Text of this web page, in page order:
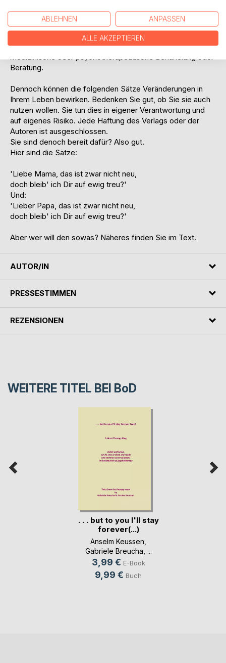
Diese Ansätze sind als Ergänzung der bestehenden
psychotherapeutischen Verfahren gedacht. Sie ersetzen
jedoch keine therapeutische Ausbildung und keine
Beratung.
Dennoch können die folgenden Sätze Veränderungen in
Ihrem Leben bewirken. Bedenken Sie gut, ob Sie sie auch
nutzen wollen. Sie tun dies in eigener Verantwortung und
auf eigenes Risiko. Jede Haftung des Verlags oder der
Autoren ist ausgeschlossen.
Sie sind denoch bereit dafür? Also gut.
Hier sind die Sätze:
'Liebe Mama, das ist zwar nicht neu,
doch bleib' ich Dir auf ewig treu?'
Und:
'Lieber Papa, das ist zwar nicht neu,
doch bleib' ich Dir auf ewig treu?'
Aber wer will den sowas? Näheres finden Sie im Text.
AUTOR/IN
PRESSESTIMMEN
REZENSIONEN
WEITERE TITEL BEI BoD
. . . but to you I'll stay
forever(...)
Anselm Keussen
Gabriele Breucha , ...
3,99 € E-Book
9,99 € Buch
ABLEHNEN ANPASSEN
ALLE AKZEPTIEREN